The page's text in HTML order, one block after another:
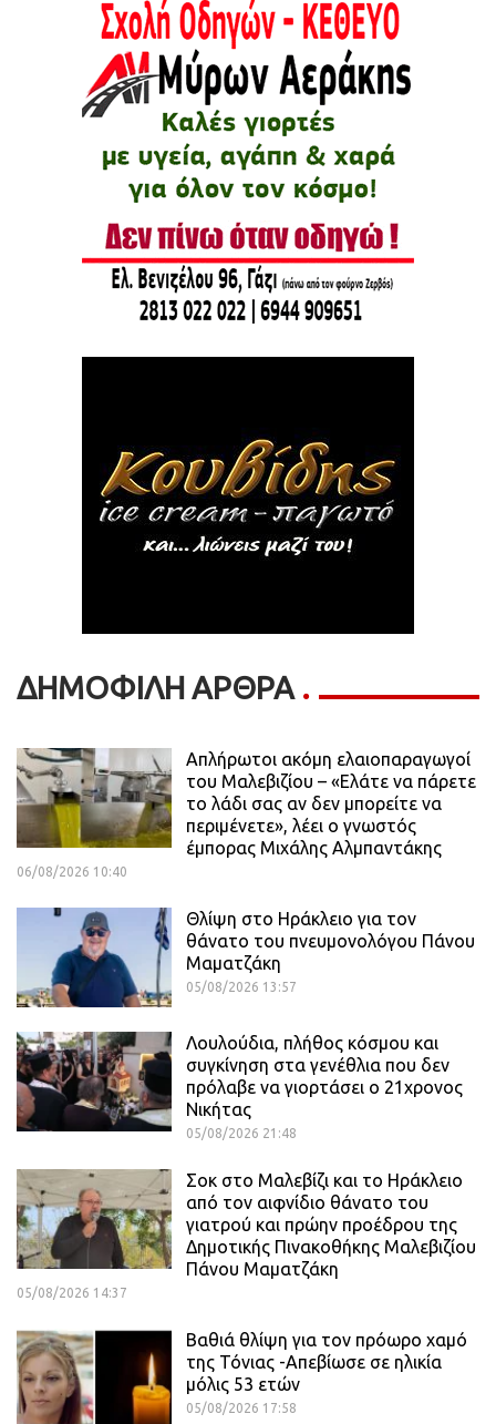
ΔΗΜΟΦΙΛΗ ΑΡΘΡΑ
Απλήρωτοι ακόμη ελαιοπαραγωγοί
του Μαλεβιζίου – «Ελάτε να πάρετε
το λάδι σας αν δεν μπορείτε να
περιμένετε», λέει ο γνωστός
έμπορας Μιχάλης Αλμπαντάκης
06/08/2026 10:40
Θλίψη στο Ηράκλειο για τον
θάνατο του πνευμονολόγου Πάνου
Μαματζάκη
05/08/2026 13:57
Λουλούδια, πλήθος κόσμου και
συγκίνηση στα γενέθλια που δεν
πρόλαβε να γιορτάσει ο 21χρονος
Νικήτας
05/08/2026 21:48
Σοκ στο Μαλεβίζι και το Ηράκλειο
από τον αιφνίδιο θάνατο του
γιατρού και πρώην προέδρου της
Δημοτικής Πινακοθήκης Μαλεβιζίου
Πάνου Μαματζάκη
05/08/2026 14:37
Βαθιά θλίψη για τον πρόωρο χαμό
της Τόνιας -Απεβίωσε σε ηλικία
μόλις 53 ετών
05/08/2026 17:58